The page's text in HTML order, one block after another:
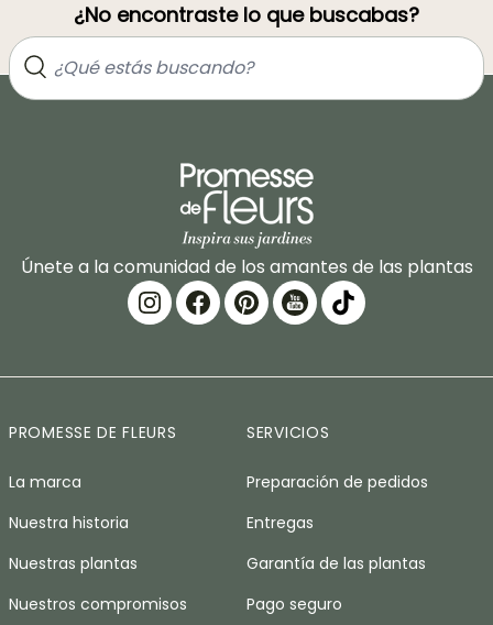
¿No encontraste lo que buscabas?
Únete a la comunidad de los amantes de las plantas
PROMESSE DE FLEURS
La marca
Nuestra historia
Nuestras plantas
Nuestros compromisos
SERVICIOS
Preparación de pedidos
Entregas
Garantía de las plantas
Pago seguro